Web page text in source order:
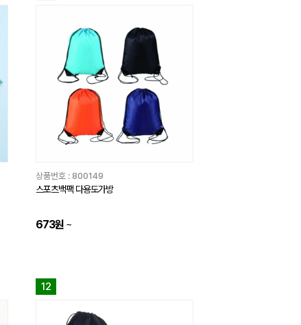
상품번호 : 800149
스포츠백팩 다용도가방
673원 ~
12